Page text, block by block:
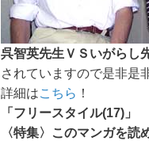
呉智英先生ＶＳいがらし
されていますので是非是
詳細はこちら ！
「フリースタイル(17)」
〈特集〉このマンガを